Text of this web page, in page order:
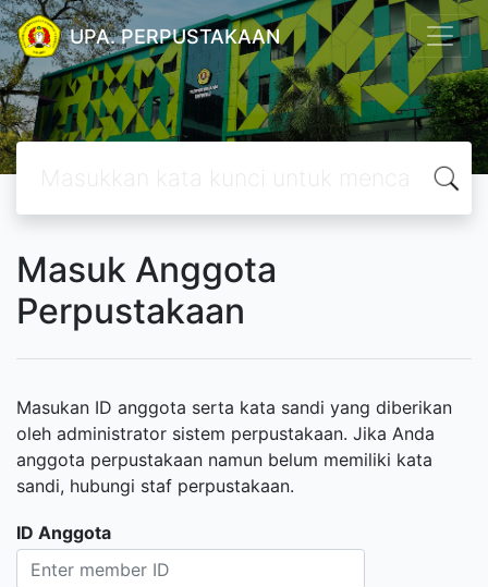
UPA. PERPUSTAKAAN
Masuk Anggota
Perpustakaan
Masukan ID anggota serta kata sandi yang diberikan
oleh administrator sistem perpustakaan. Jika Anda
anggota perpustakaan namun belum memiliki kata
sandi, hubungi staf perpustakaan.
ID Anggota